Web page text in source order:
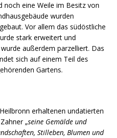
noch eine Weile im Besitz von
wurden
Vor allem das südöstliche
stark erweitert und
außerdem parzelliert. Das
sich auf einem Teil des
Gartens.
erhaltenen undatierten
„seine Gemälde und
Stilleben, Blumen und